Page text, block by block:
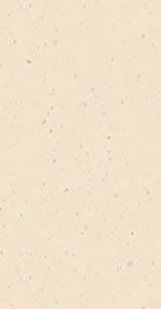
filter
filter
filter